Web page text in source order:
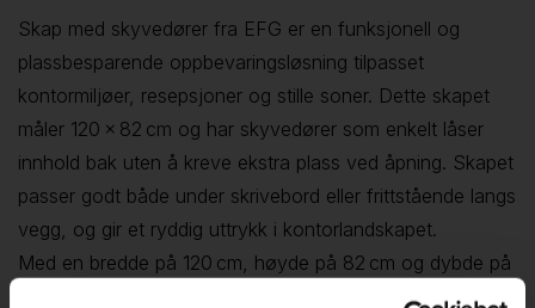
Skap med skyvedører fra EFG er en funksjonell og
plassbesparende oppbevaringsløsning tilpasset
kontormiljøer, resepsjoner og stille soner. Dette skapet
måler 120 × 82 cm og har skyvedører som enkelt låser
innhold bak uten å kreve ekstra plass ved åpning. Skapet
passer godt både under skrivebord eller frittstående langs
vegg, og gir et ryddig uttrykk i kontorlandskapet.
Med en bredde på 120 cm, høyde på 82 cm og dybde på
40 cm er skapet ideelt for standard ringperm- eller